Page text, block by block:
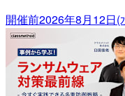
開催前2026年8月12日(